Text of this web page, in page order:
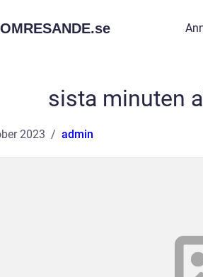
se
sista minuten
2023 admin